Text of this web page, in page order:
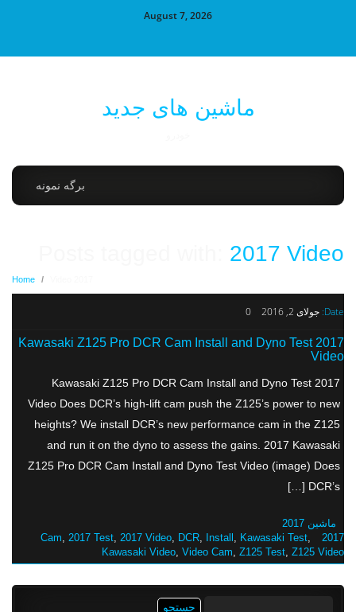
August 7, 2026
ماشین های جدید
برگه نمونه
Posts tagged with:2017 Video
Home
Date: جولای 2, 2016 0
2017 Kawasaki Z125 Pro DCR Cam Install and Dyno Test
Video
2017 Kawasaki Z125 Pro DCR Cam Install and Dyno Test
Video Does DCR’s high-lift cam push the Z125’s power to new
heights? We install DCR’s new performance cam in the Z125
and run it on the dyno to assess the gains. 2017 Kawasaki
Z125 Pro DCR Cam Install and Dyno Test Video (image) Does
DCR’s […]
ماشین 2017
2017 Cam
,2017 Test,2017 Video,DCR,Install,Kawasaki Test
Kawasaki Video,Video Cam, Z125 Test, Z125 Video